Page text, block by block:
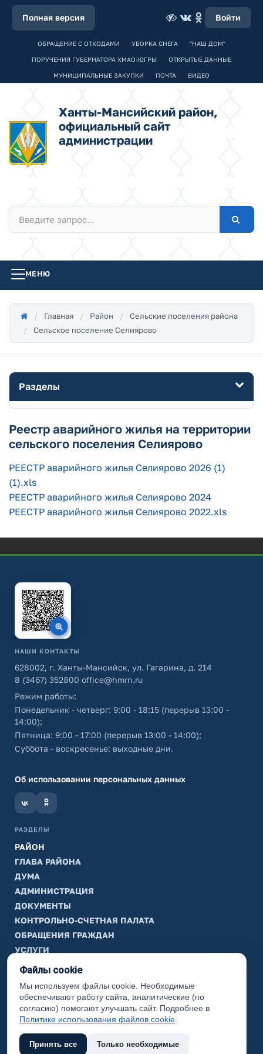
Полная версия Войти
ОБРАЩЕНИЕ С ОТХОДАМИ УБОРКА СНЕГА "НАШ ДОМ"
ПОРУЧЕНИЯ ГУБЕРНАТОРА ХМАО-ЮГРЫ ОТКРЫТЫЕ ДАННЫЕ
МУНИЦИПАЛЬНЫЕ ЗАКУПКИ ПОЧТА ВИДЕО
Ханты-Мансийский район,
официальный сайт
администрации
МЕНЮ
Главная Район
Сельские поселения района
Сельское поселение Селиярово
Разделы
Реестр аварийного жилья на территории
сельского поселения Селиярово
РЕЕСТР аварийного жилья Селиярово 2026 (1)
(1).xls
РЕЕСТР аварийного жилья Селиярово 2024
РЕЕСТР аварийного жилья Селиярово 2022.xls
НАШИ КОНТАКТЫ
628002, г. Ханты-Мансийск, ул. Гагарина, д. 214
8 (3467) 352800 office@hmrn.ru
Режим работы:
Понедельник - четверг: 9:00 - 18:15 (перерыв 13:00 -
14:00);
Пятница: 9:00 - 17:00 (перерыв 13:00 - 14:00);
Суббота - воскресенье: выходные дни.
Об использовании персональных данных
РАЗДЕЛЫ
РАЙОН
ГЛАВА РАЙОНА
ДУМА
АДМИНИСТРАЦИЯ
ДОКУМЕНТЫ
КОНТРОЛЬНО-СЧЕТНАЯ ПАЛАТА
ОБРАЩЕНИЯ ГРАЖДАН
УСЛУГИ
ТИК
ИНФОРМАЦИЯ
Законодательная карта
Карта сайта
Файлы cookie
Мы используем файлы cookie. Необходимые
обеспечивают работу сайта, аналитические (по
согласию) помогают улучшать сайт. Подробнее в
Политике использования файлов cookie
Принять все Только необходимые